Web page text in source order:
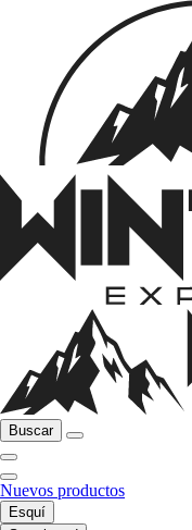
Buscar
Nuevos productos
Esquí